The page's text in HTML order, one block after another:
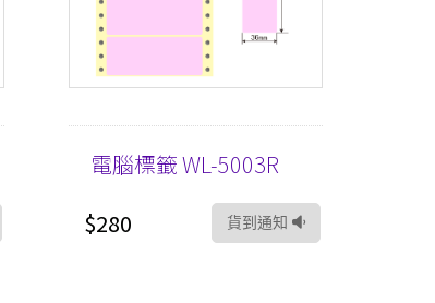
電腦標籤 WL-5003R
$280
貨到通知